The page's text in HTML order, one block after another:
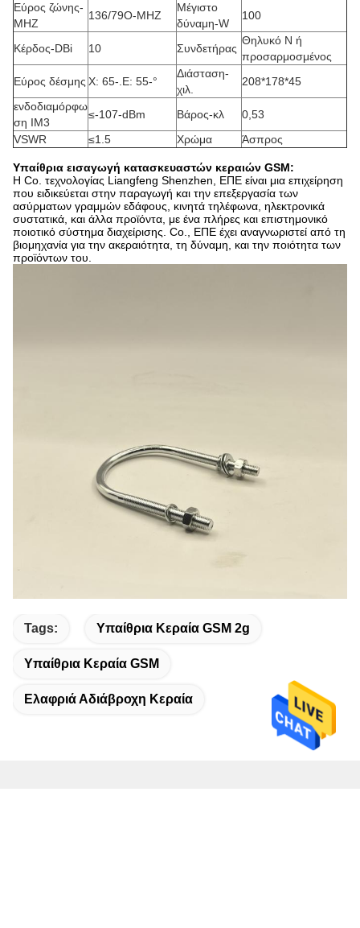
Εύρος ζώνης-
MHZ
136/79O-MHZ
Μέγιστο
δύναμη-W
100
Κέρδος-DBi 10 Συνδετήρας
Θηλυκό Ν ή
προσαρμοσμένος
Εύρος δέσμης Χ: 65-.E: 55-°
Διάσταση-
χιλ.
208*178*45
ενδοδιαμόρφω
ση IM3
≤-107-dBm Βάρος-κλ
0,53
VSWR
≤1.5 Χρώμα Άσπρος
Υπαίθρια εισαγωγή κατασκευαστών κεραιών GSM:
Η Co. τεχνολογίας Liangfeng Shenzhen, ΕΠΕ είναι μια επιχείρηση
που ειδικεύεται στην παραγωγή και την επεξεργασία των
ασύρματων γραμμών εδάφους, κινητά τηλέφωνα, ηλεκτρονικά
συστατικά, και άλλα προϊόντα, με ένα πλήρες και επιστημονικό
ποιοτικό σύστημα διαχείρισης. Co., ΕΠΕ έχει αναγνωριστεί από τη
βιομηχανία για την ακεραιότητα, τη δύναμη, και την ποιότητα των
προϊόντων του.
Tags: Υπαίθρια Κεραία GSM 2g
Υπαίθρια Κεραία GSM
Ελαφριά Αδιάβροχη Κεραία